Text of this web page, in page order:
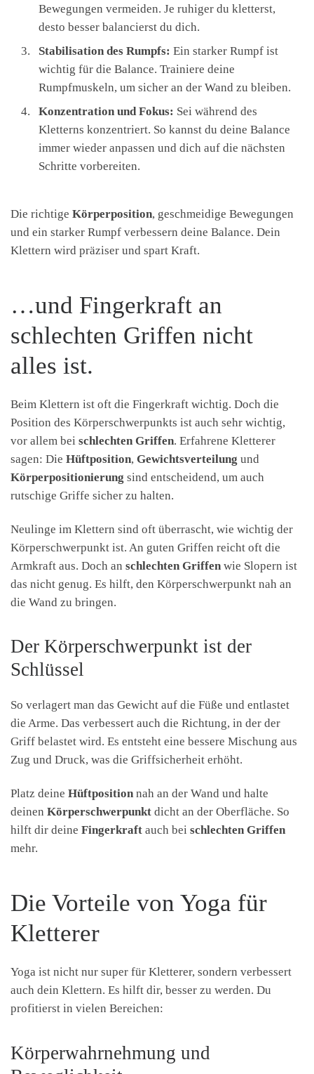
Bewegungen vermeiden. Je ruhiger du kletterst,
desto besser balancierst du dich.
Stabilisation des Rumpfs: Ein starker Rumpf ist
wichtig für die Balance. Trainiere deine
Rumpfmuskeln, um sicher an der Wand zu bleiben.
Konzentration und Fokus: Sei während des
Kletterns konzentriert. So kannst du deine Balance
immer wieder anpassen und dich auf die nächsten
Schritte vorbereiten.
Die richtige Körperposition, geschmeidige Bewegungen
und ein starker Rumpf verbessern deine Balance. Dein
Klettern wird präziser und spart Kraft.
…und Fingerkraft an
schlechten Griffen nicht
alles ist.
Beim Klettern ist oft die Fingerkraft wichtig. Doch die
Position des Körperschwerpunkts ist auch sehr wichtig,
vor allem bei schlechten Griffen. Erfahrene Kletterer
sagen: Die Hüftposition, Gewichtsverteilung und
Körperpositionierung sind entscheidend, um auch
rutschige Griffe sicher zu halten.
Neulinge im Klettern sind oft überrascht, wie wichtig der
Körperschwerpunkt ist. An guten Griffen reicht oft die
Armkraft aus. Doch an schlechten Griffen wie Slopern ist
das nicht genug. Es hilft, den Körperschwerpunkt nah an
die Wand zu bringen.
Der Körperschwerpunkt ist der
Schlüssel
So verlagert man das Gewicht auf die Füße und entlastet
die Arme. Das verbessert auch die Richtung, in der der
Griff belastet wird. Es entsteht eine bessere Mischung aus
Zug und Druck, was die Griffsicherheit erhöht.
Platz deine Hüftposition nah an der Wand und halte
deinen Körperschwerpunkt dicht an der Oberfläche. So
hilft dir deine Fingerkraft auch bei schlechten Griffen
mehr.
Die Vorteile von Yoga für
Kletterer
Yoga ist nicht nur super für Kletterer, sondern verbessert
auch dein Klettern. Es hilft dir, besser zu werden. Du
profitierst in vielen Bereichen:
Körperwahrnehmung und